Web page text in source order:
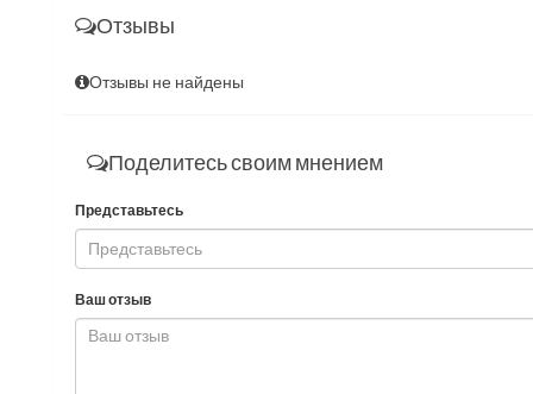
Отзывы
Отзывы не найдены
Поделитесь своим мнением
Представьтесь
Ваш отзыв